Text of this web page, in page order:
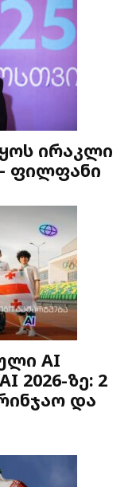
ირაკლი
ფილფანი
AI
2026-ზე: 2
და